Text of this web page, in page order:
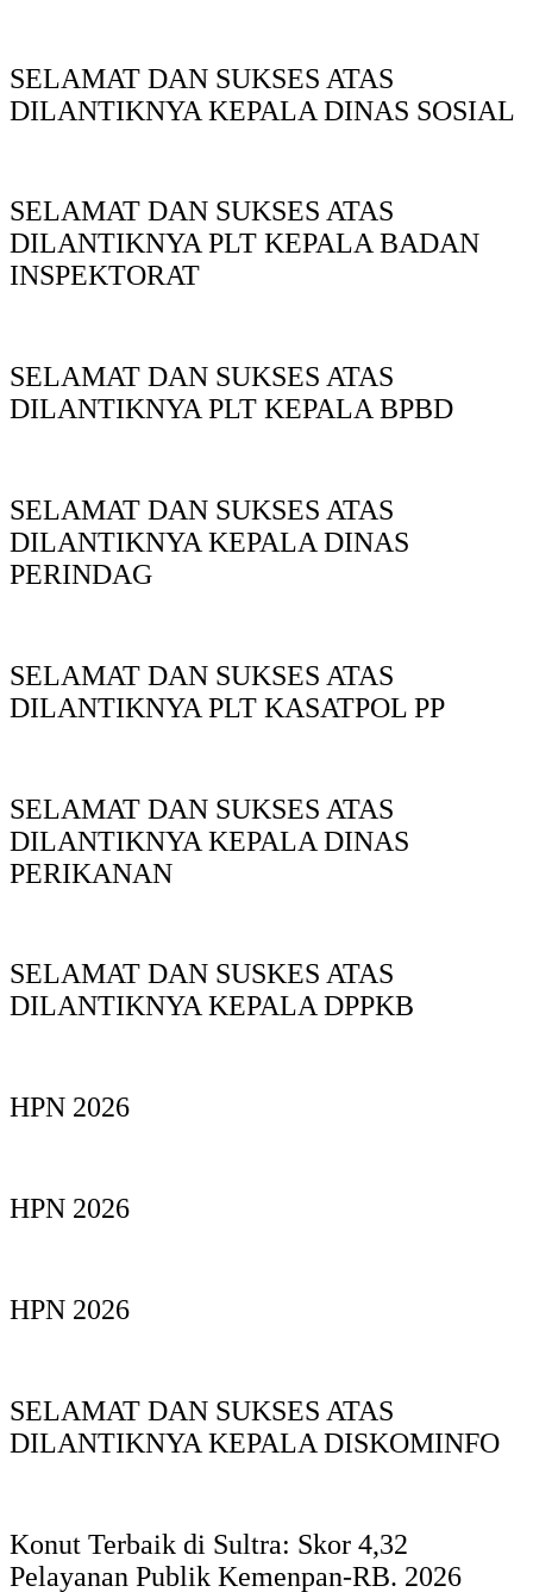
SELAMAT DAN SUKSES ATAS
DILANTIKNYA KEPALA DINAS SOSIAL
SELAMAT DAN SUKSES ATAS
DILANTIKNYA PLT KEPALA BADAN
INSPEKTORAT
SELAMAT DAN SUKSES ATAS
DILANTIKNYA PLT KEPALA BPBD
SELAMAT DAN SUKSES ATAS
DILANTIKNYA KEPALA DINAS
PERINDAG
SELAMAT DAN SUKSES ATAS
DILANTIKNYA PLT KASATPOL PP
SELAMAT DAN SUKSES ATAS
DILANTIKNYA KEPALA DINAS
PERIKANAN
SELAMAT DAN SUSKES ATAS
DILANTIKNYA KEPALA DPPKB
HPN 2026
HPN 2026
HPN 2026
SELAMAT DAN SUKSES ATAS
DILANTIKNYA KEPALA DISKOMINFO
Konut Terbaik di Sultra: Skor 4,32
Pelayanan Publik Kemenpan-RB. 2026